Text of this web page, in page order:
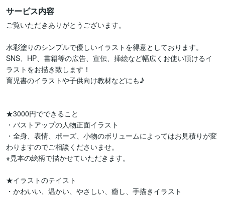
サービス内容
ご覧いただきありがとうございます。
水彩塗りのシンプルで優しいイラストを得意としております。
SNS、HP、書籍等の広告、宣伝、挿絵など幅広くお使い頂けるイ
ラストをお描き致します！
育児書のイラストや子供向け教材などにも♪
★3000円でできること
・バストアップの人物正面イラスト
・全身、表情、ポーズ、小物のボリュームによってはお見積りが変
わりますのでご相談くださいませ。
※見本の絵柄で描かせていただきます。
★イラストのテイスト
・かわいい、温かい、やさしい、癒し、手描きイラスト